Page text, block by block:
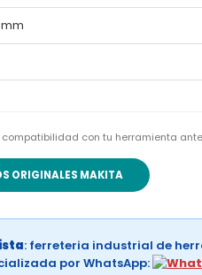
con tu herramienta
ORIGINALES MAKITA
: ferreteria industrial de
por WhatsApp: